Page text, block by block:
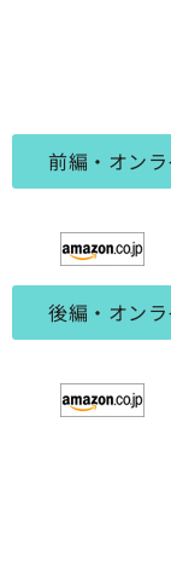
前編・オン
後編・オン